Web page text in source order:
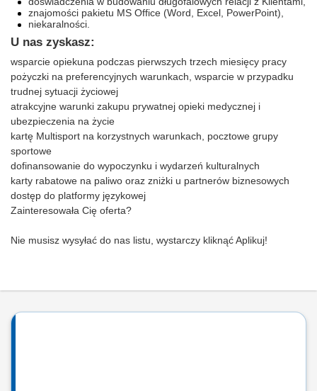
znajomości pakietu MS Office (Word, Excel, PowerPoint),
niekaralności.
U nas zyskasz:​
wsparcie opiekuna podczas pierwszych trzech miesięcy pracy
pożyczki na preferencyjnych warunkach, wsparcie w przypadku
trudnej sytuacji życiowej
atrakcyjne warunki zakupu prywatnej opieki medycznej i
ubezpieczenia na życie
kartę Multisport na korzystnych warunkach, pocztowe grupy
sportowe
dofinansowanie do wypoczynku i wydarzeń kulturalnych
karty rabatowe na paliwo oraz zniżki u partnerów biznesowych
dostęp do platformy językowej
Zainteresowała Cię oferta?
Nie musisz wysyłać do nas listu, wystarczy kliknąć Aplikuj!